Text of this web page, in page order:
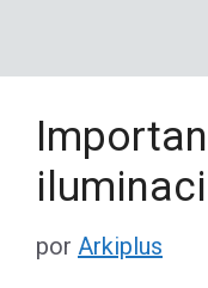
por Arkiplus